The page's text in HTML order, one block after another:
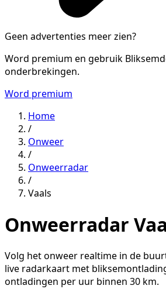
Geen advertenties meer zien?
Word premium en gebruik
onderbrekingen.
Word premium
Home
/
Onweer
/
Onweerradar
/
Vaals
Onweerradar
Volg het onweer realtime in de
live radarkaart met
ontladingen per uur binnen 30 km.